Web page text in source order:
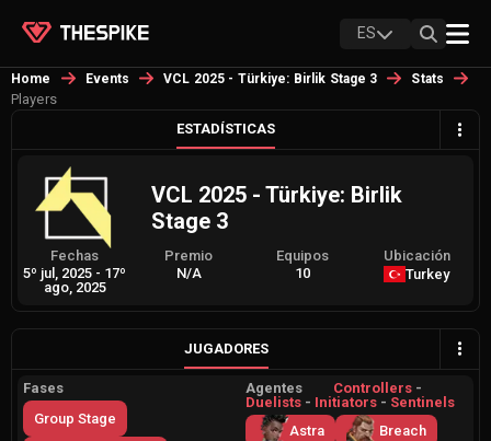
ES
Home Events VCL 2025 - Türkiye: Birlik Stage 3 Stats
Players
ESTADÍSTICAS
VCL 2025 - Türkiye: Birlik
Stage 3
Fechas
5º jul, 2025 - 17º
ago, 2025
Premio
N/A
Equipos
10
Ubicación
Turkey
JUGADORES
Fases
Group Stage
Agentes Controllers -
Duelists - Initiators - Sentinels
Astra
Breach